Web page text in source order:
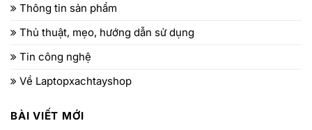
Thông tin sản phẩm
Thủ thuật, mẹo, hướng dẫn sử dụng
Tin công nghệ
Về Laptopxachtayshop
BÀI VIẾT MỚI